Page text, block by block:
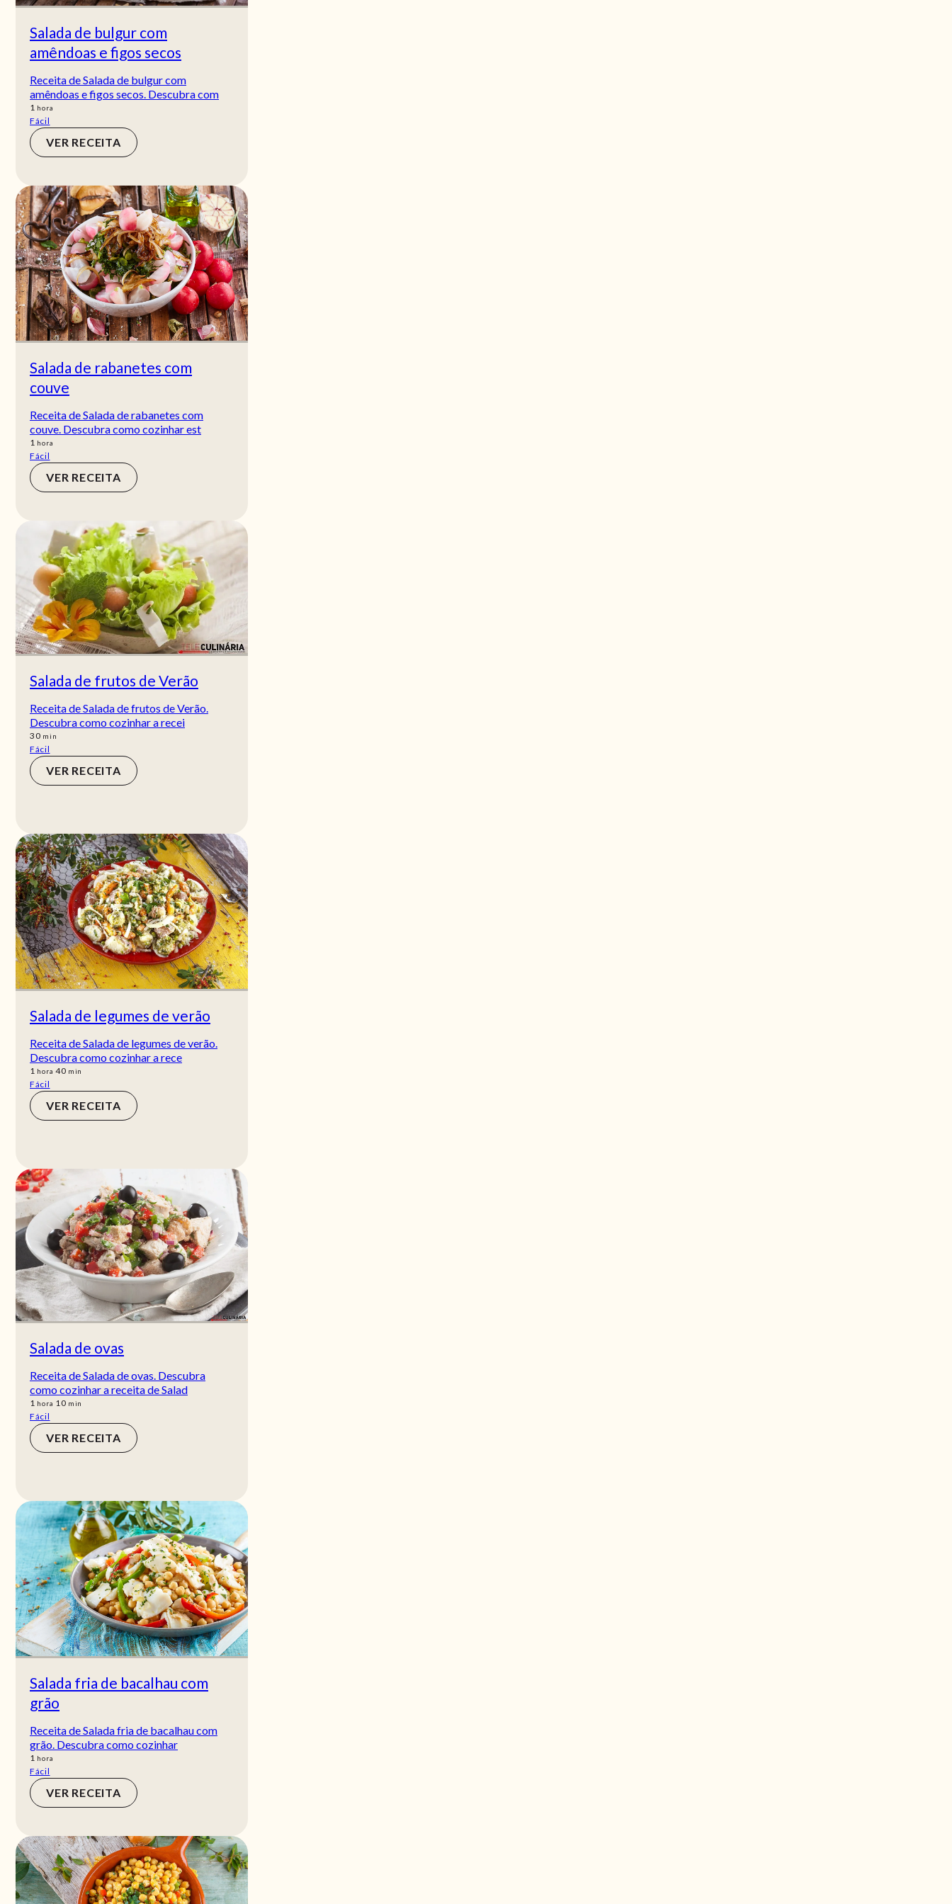
Salada de bulgur com
amêndoas e figos secos
Receita de Salada de bulgur com
amêndoas e figos secos. Descubra com
1 hora
hora
Fácil
VER RECEITA
Salada de rabanetes com
couve
Receita de Salada de rabanetes com
couve. Descubra como cozinhar est
1 hora
hora
Fácil
VER RECEITA
Salada de frutos de Verão
Receita de Salada de frutos de Verão.
Descubra como cozinhar a recei
30min
min
Fácil
VER RECEITA
Salada de legumes de verão
Receita de Salada de legumes de verão.
Descubra como cozinhar a rece
1 hora
hora 40min
min
Fácil
VER RECEITA
Salada de ovas
Receita de Salada de ovas. Descubra
como cozinhar a receita de Salad
1 hora
hora 10min
min
Fácil
VER RECEITA
Salada fria de bacalhau com
grão
Receita de Salada fria de bacalhau com
grão. Descubra como cozinhar
1 hora
hora
Fácil
VER RECEITA